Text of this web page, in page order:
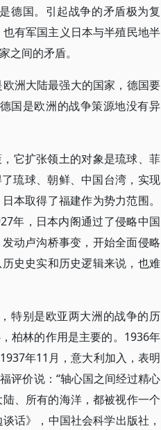
德国。引起战争的矛盾极为复
有军国主义日本与半殖民地半
间的矛盾。
洲大陆最强大的国家，德国要
国是欧洲的战争策源地没有异
它扩张领土的对象是琉球、菲
琉球、朝鲜、中国台湾，实现
本取得了福建作为势力范围。
年，日本内阁通过了侵略中国
动卢沟桥事变，开始全面侵略
史史实和历史逻辑来说，也难
特别是欧亚两大洲的战争的历
柏林的作用是主要的。1936年
年11月，意大利加入，表明
评价说：“轴心国之间经过精心
、所有的海洋，都被视作一个
话》，中国社会科学出版社，